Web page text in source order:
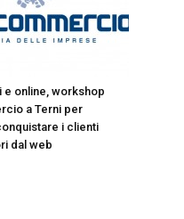
e online, workshop
a Terni per
i clienti
dal web